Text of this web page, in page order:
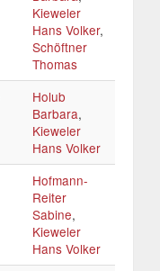
Kieweler
Hans Volker,
Schöftner
Thomas
Holub
Barbara,
Kieweler
Hans Volker
Hofmann-
Reiter
Sabine,
Kieweler
Hans Volker